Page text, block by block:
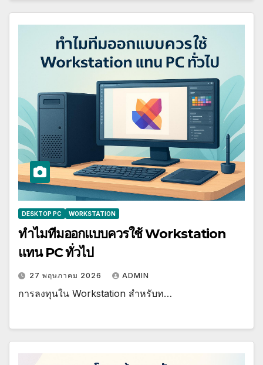
DESKTOP PC WORKSTATION
ทำไมทีมออกแบบควรใช้ Workstation
แทน PC ทั่วไป
27 พฤษภาคม 2026 ADMIN
การลงทุนใน Workstation สำหรับท…